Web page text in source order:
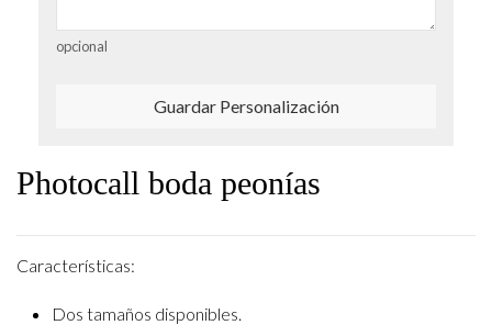
opcional
Guardar Personalización
Photocall boda peonías
Características:
Dos tamaños disponibles.